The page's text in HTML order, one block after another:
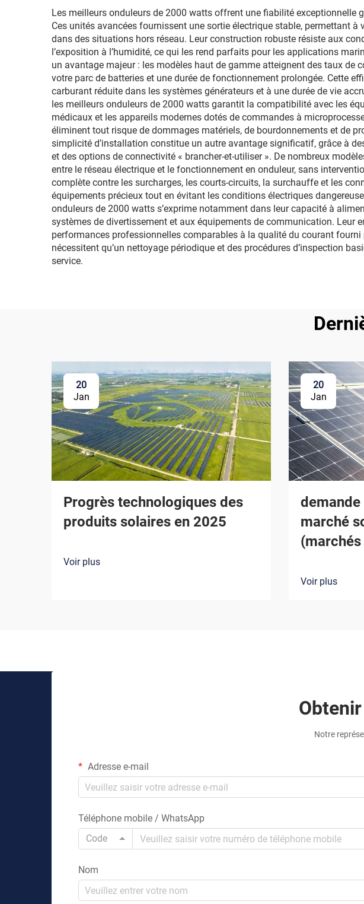
Les meilleurs onduleurs de 2000 watts offrent une fiabilité
Ces unités avancées fournissent une sortie électrique stable, permettant
dans des situations hors réseau. Leur construction robuste résiste aux
l’exposition à l’humidité, ce qui les rend parfaits pour les applications
un avantage majeur : les modèles haut de gamme atteignent des taux de
votre parc de batteries et une durée de fonctionnement prolongée. Cette
carburant réduite dans les systèmes générateurs et à une durée de vie
les meilleurs onduleurs de 2000 watts garantit la compatibilité avec les
médicaux et les appareils modernes dotés de commandes à
éliminent tout risque de dommages matériels, de bourdonnements et de
simplicité d’installation constitue un autre avantage significatif, grâce à
et des options de connectivité « brancher-et-utiliser ». De nombreux
entre le réseau électrique et le fonctionnement en onduleur, sans
complète contre les surcharges, les courts-circuits, la surchauffe et les
équipements précieux tout en évitant les conditions électriques
onduleurs de 2000 watts s’exprime notamment dans leur capacité à
systèmes de divertissement et aux équipements de communication.
performances professionnelles comparables à la qualité du courant
nécessitent qu’un nettoyage périodique et des procédures d’inspection
service.
20
Jan
Progrès technologiques des
produits solaires en 2025
Voir plus
20
Jan
marché
Voir plus
Notre
Adresse e-mail
Téléphone mobile / WhatsApp
Code
Nom